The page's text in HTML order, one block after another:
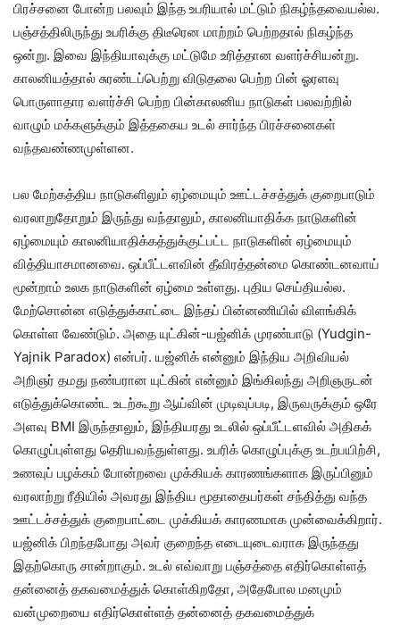
பிரச்சனை போன்ற பலவும் இந்த உபரியால் மட்டும் நிகழ்ந்தவையல்ல.
பஞ்சத்திலிருந்து உபரிக்கு திடீரென மாற்றம் பெற்றதால் நிகழ்ந்த
ஒன்று. இவை இந்தியாவுக்கு மட்டுமே உரித்தான வளர்ச்சியன்று.
காலனியத்தால் சுரண்டப்பெற்று விடுதலை பெற்ற பின் ஓரளவு
பொருளாதார வளர்ச்சி பெற்ற பின்காலனிய நாடுகள் பலவற்றில்
வாழும் மக்களுக்கும் இத்தகைய உடல் சார்ந்த பிரச்சனைகள்
வந்தவண்ணமுள்ளன.
பல மேற்கத்திய நாடுகளிலும் ஏழ்மையும் ஊட்டச்சத்துக் குறைபாடும்
வரலாறுதோறும் இருந்து வந்தாலும், காலனியாதிக்க நாடுகளின்
ஏழ்மையும் காலனியாதிக்கத்துக்குட்பட்ட நாடுகளின் ஏழ்மையும்
வித்தியாசமானவை. ஒப்பீட்டளவின் தீவிரத்தன்மை கொண்டனவாய்
மூன்றாம் உலக நாடுகளின் ஏழ்மை உள்ளது. புதிய செய்தியல்ல.
மேற்சொன்ன எடுத்துக்காட்டை இந்தப் பின்னணியில் விளங்கிக்
கொள்ள வேண்டும். அதை யுட்கின்-யஜ்னிக் முரண்பாடு (Yudgin-
Yajnik Paradox) என்பர். யஜ்னிக் என்னும் இந்திய அறிவியல்
அறிஞர் தமது நண்பரான யுட்கின் என்னும் இங்கிலந்து அறிஞருடன்
எடுத்துக்கொண்ட உடற்கூறு ஆய்வின் முடிவுப்படி, இருவருக்கும் ஒரே
அளவு BMI இருந்தாலும், இந்தியரது உடலில் ஒப்பீட்டளவில் அதிகக்
கொழுப்புள்ளது தெரியவந்துள்ளது. உபரிக் கொழுப்புக்கு உடற்பயிற்சி,
உணவுப் பழக்கம் போன்றவை முக்கியக் காரணங்களாக இருப்பினும்
வரலாற்று ரீதியில் அவரது இந்திய மூதாதையர்கள் சந்தித்து வந்த
ஊட்டச்சத்துக் குறைபாட்டை முக்கியக் காரணமாக முன்வைக்கிறார்.
யஜ்னிக் பிறந்தபோது அவர் குறைந்த எடையுடைவராக இருந்தது
இதற்கொரு சான்றாகும். உடல் எவ்வாறு பஞ்சத்தை எதிர்கொள்ளத்
தன்னைத் தகவமைத்துக் கொள்கிறதோ, அதேபோல மனமும்
வன்முறையை எதிர்கொள்ளத் தன்னைத் தகவமைத்துக்